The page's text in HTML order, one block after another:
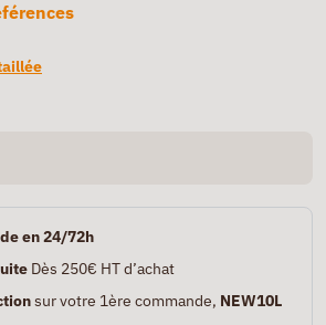
en 24/72h
Dès 250€ HT d’achat
sur votre 1ère commande, NEW10L